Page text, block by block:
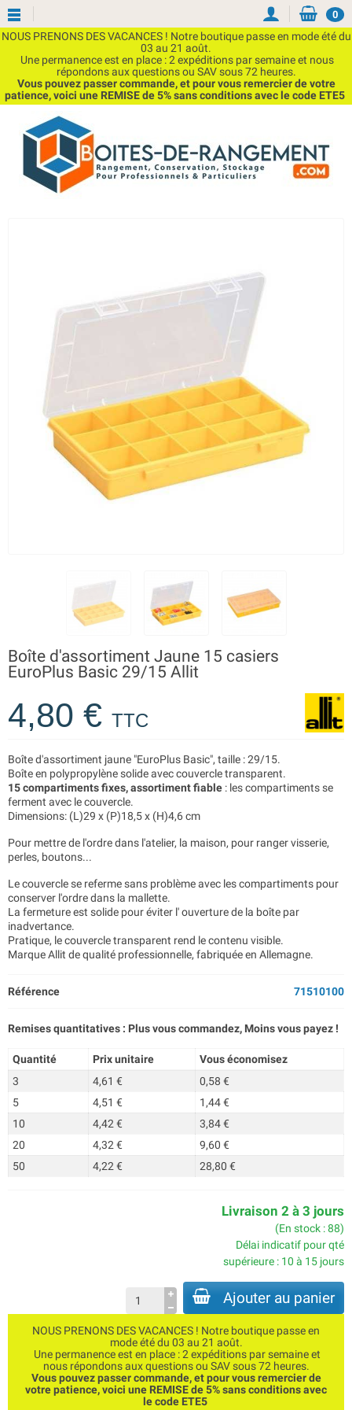
NOUS PRENONS DES VACANCES ! Notre boutique passe en mode été du
03 au 21 août.
Une permanence est en place : 2 expéditions par semaine et nous
répondons aux questions ou SAV sous 72 heures.
Vous pouvez passer commande, et pour vous remercier de votre
patience, voici une REMISE de 5% sans conditions avec le code ETE5
0
Boîte d'assortiment Jaune 15 casiers
EuroPlus Basic 29/15 Allit
4,80 € TTC
Boîte d'assortiment jaune "EuroPlus Basic", taille : 29/15.
Boîte en polypropylène solide avec couvercle transparent.
15 compartiments fixes, assortiment fiable : les compartiments se
ferment avec le couvercle.
Dimensions: (L)29 x (P)18,5 x (H)4,6 cm
Pour mettre de l'ordre dans l'atelier, la maison, pour ranger visserie,
perles, boutons...
Le couvercle se referme sans problème avec les compartiments pour
conserver l'ordre dans la mallette.
La fermeture est solide pour éviter l' ouverture de la boîte par
inadvertance.
Pratique, le couvercle transparent rend le contenu visible.
Marque Allit de qualité professionnelle, fabriquée en Allemagne.
Référence 71510100
Remises quantitatives : Plus vous commandez, Moins vous payez !
Quantité Prix unitaire
Vous économisez
3
4,61 €
0,58 €
5
4,51 €
1,44 €
10
4,42 €
3,84 €
20
4,32 €
9,60 €
50
4,22 € 28,80 €
Livraison 2 à 3 jours
(En stock : 88)
Délai indicatif pour qté
supérieure : 10 à 15 jours
Ajouter au panier
NOUS PRENONS DES VACANCES ! Notre boutique passe en
mode été du 03 au 21 août.
Une permanence est en place : 2 expéditions par semaine et
nous répondons aux questions ou SAV sous 72 heures.
Vous pouvez passer commande, et pour vous remercier de
votre patience, voici une REMISE de 5% sans conditions avec
le code ETE5